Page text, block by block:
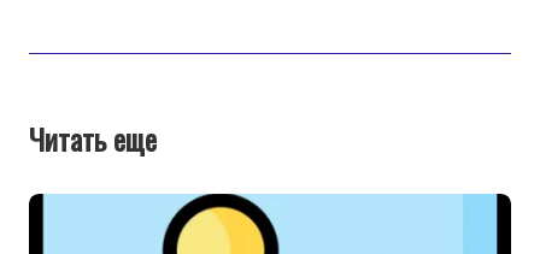
Читать еще